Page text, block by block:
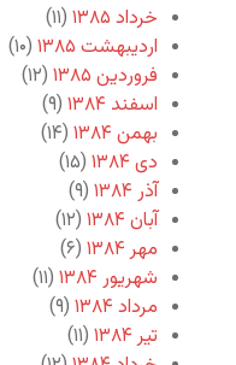
خرداد ۱۳۸۵
(۱۱)
اردیبهشت ۱۳۸۵
(۱۰)
فروردین ۱۳۸۵
(۱۲)
اسفند ۱۳۸۴
(۹)
بهمن ۱۳۸۴
(۱۴)
دی ۱۳۸۴
(۱۵)
آذر ۱۳۸۴
(۹)
آبان ۱۳۸۴
(۱۲)
مهر ۱۳۸۴
(۶)
شهریور ۱۳۸۴
(۱۱)
مرداد ۱۳۸۴
(۹)
تیر ۱۳۸۴
(۱۱)